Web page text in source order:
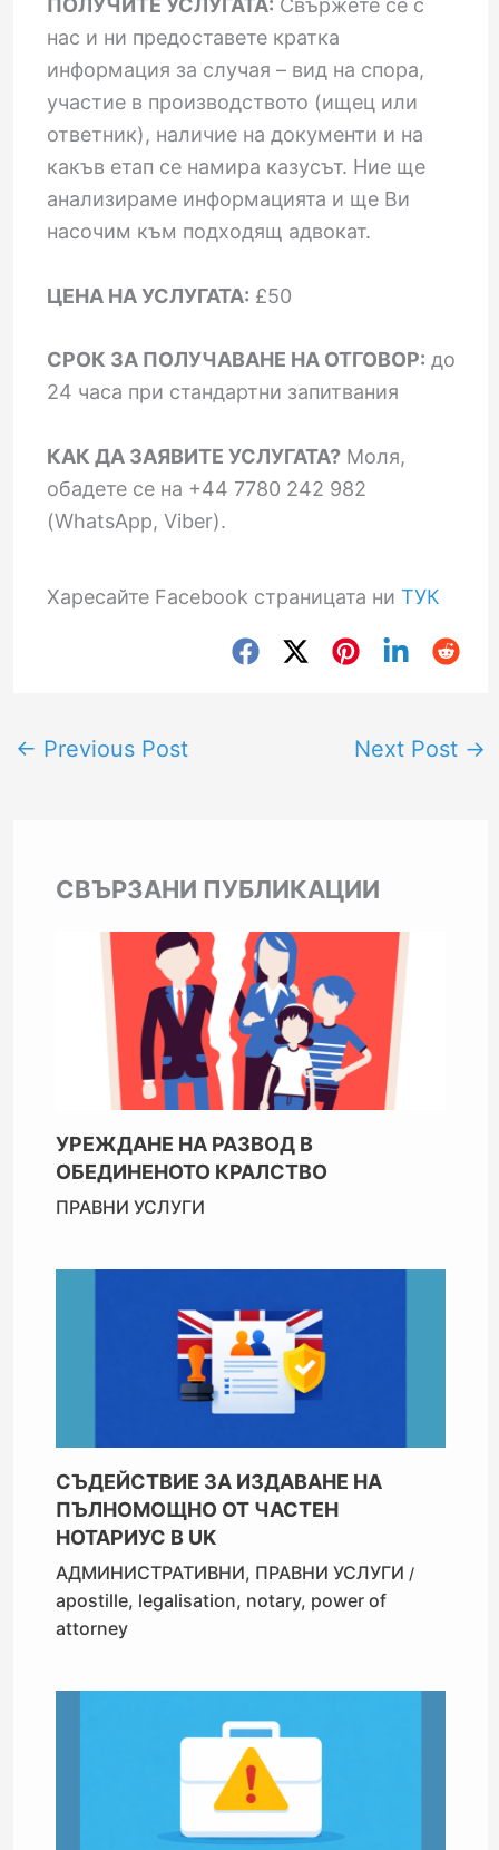
ПОЛУЧИТЕ УСЛУГАТА: Свържете се с
нас и ни предоставете кратка
информация за случая – вид на спора,
участие в производството (ищец или
ответник), наличие на документи и на
какъв етап се намира казусът. Ние ще
анализираме информацията и ще Ви
насочим към подходящ адвокат.
ЦЕНА НА УСЛУГАТА: £50
СРОК ЗА ПОЛУЧАВАНЕ НА ОТГОВОР: до
24 часа при стандартни запитвания
КАК ДА ЗАЯВИТЕ УСЛУГАТА?Моля,
обадете се на +44 7780 242 982
(WhatsApp, Viber).
Харесайте Facebook страницата ни ТУК
← Previous Post Next Post →
СВЪРЗАНИ ПУБЛИКАЦИИ
УРЕЖДАНЕ НА РАЗВОД В
ОБЕДИНЕНОТО КРАЛСТВО
ПРАВНИ УСЛУГИ
СЪДЕЙСТВИЕ ЗА ИЗДАВАНЕ НА
ПЪЛНОМОЩНО ОТ ЧАСТЕН
НОТАРИУС В UK
АДМИНИСТРАТИВНИ, ПРАВНИ УСЛУГИ /
apostille, legalisation, notary, power of
attorney